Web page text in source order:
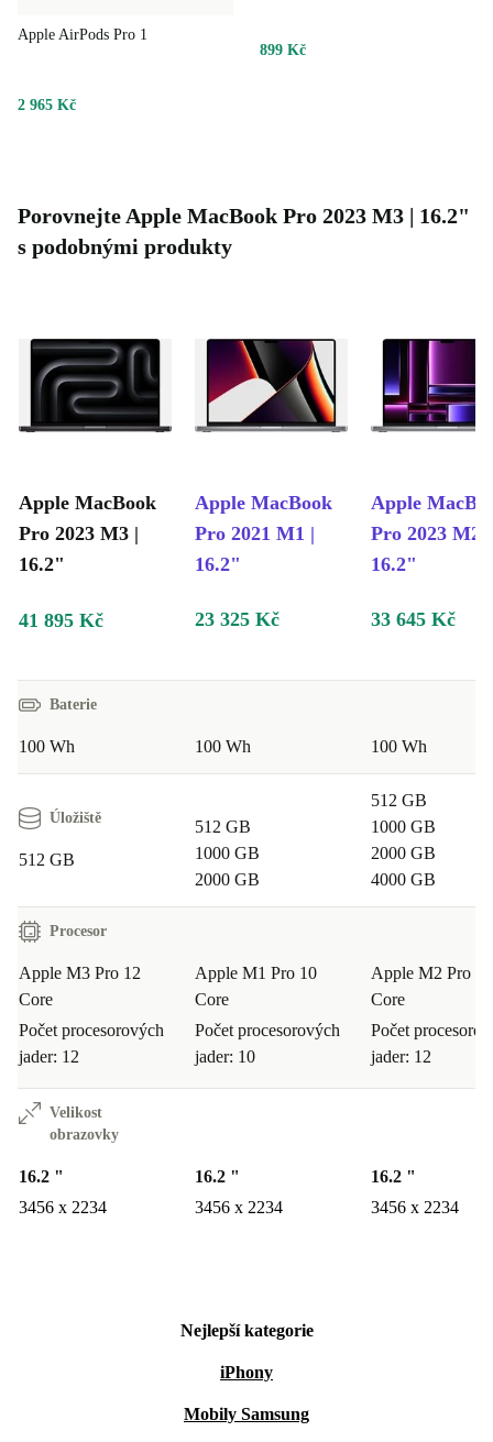
Apple AirPods Pro 1
2 965 Kč
899 Kč
Porovnejte Apple MacBook Pro 2023 M3 | 16.2"
s podobnými produkty
Apple MacBook
Pro 2023 M3 |
16.2"
Apple MacBook
Pro 2021 M1 |
16.2"
Apple
Pro 2023 M2 |
16.2"
41 895 Kč 23 325 Kč 33 645 Kč
Baterie
100 Wh 100 Wh 100 Wh
Úložiště
512 GB
512 GB
1000 GB
2000 GB
512 GB
1000 GB
2000 GB
4000 GB
Procesor
Apple M3 Pro 12
Core
Počet procesorových
jader: 12
Apple M1 Pro 10
Core
Počet procesorových
jader: 10
Apple M2 Pro 12
Core
Počet
jader: 12
Velikost
obrazovky
16.2 "
3456 x 2234
16.2 "
3456 x 2234
16.2 "
3456 x 2234
Nejlepší kategorie
iPhony
Mobily Samsung